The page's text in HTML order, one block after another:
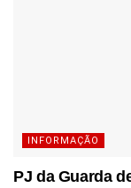
INFORMAÇÃO
PJ da Guarda